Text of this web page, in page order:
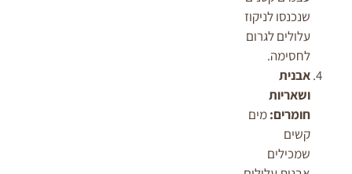
שנכנסו לניקוז
עלולים לגרום
לחסימה.
אבנית
ושאריות
חומרים:מים
קשים
שמכילים